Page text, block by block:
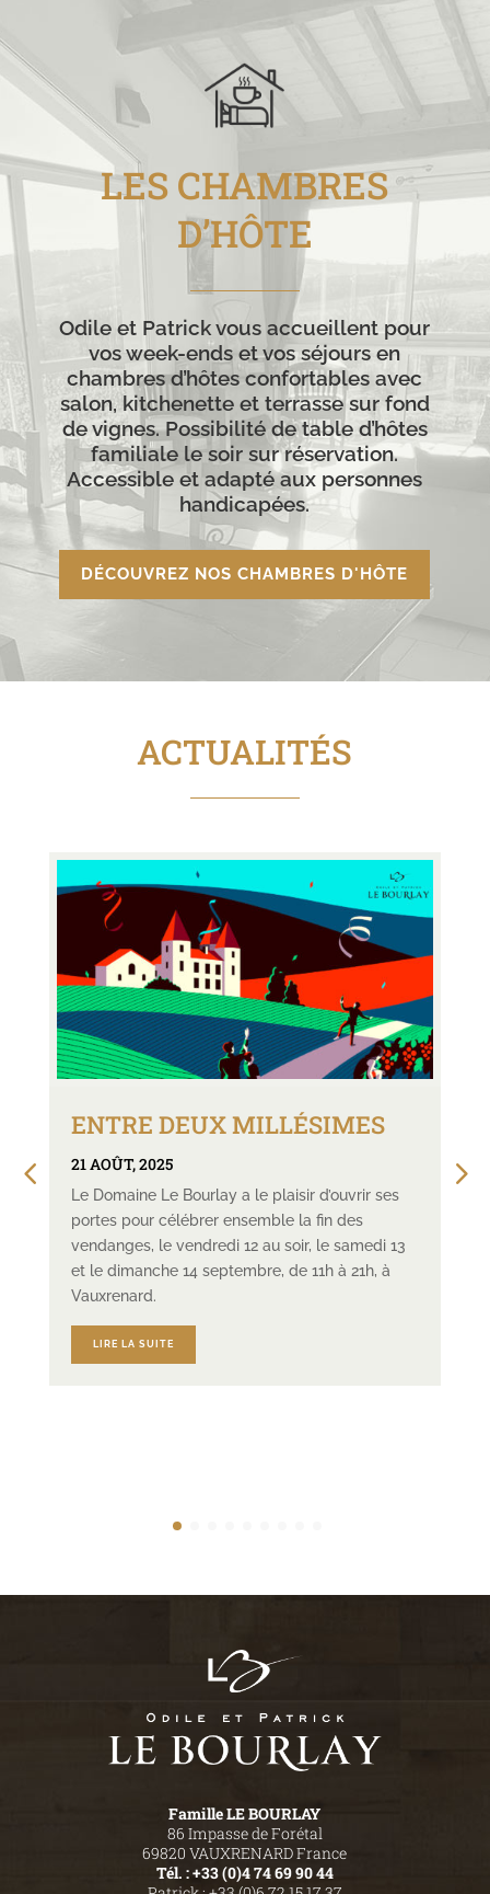
LES CHAMBRES
D’HÔTE
Odile et Patrick vous accueillent pour
vos week-ends et vos séjours en
chambres d’hôtes confortables avec
salon, kitchenette et terrasse sur fond
de vignes. Possibilité de table d’hôtes
familiale le soir sur réservation.
Accessible et adapté aux personnes
handicapées.
DÉCOUVREZ NOS CHAMBRES D'HÔTE
ACTUALITÉS
ENTRE DEUX MILLÉSIMES
21 AOÛT, 2025
Le Domaine Le Bourlay a le plaisir d’ouvrir ses
portes pour célébrer ensemble la fin des
vendanges, le vendredi 12 au soir, le samedi 13
et le dimanche 14 septembre, de 11h à 21h, à
Vauxrenard.
LIRE LA SUITE
Famille LE BOURLAY
86 Impasse de Forétal
69820 VAUXRENARD France
Tél. : +33 (0)4 74 69 90 44